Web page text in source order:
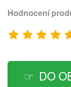
Hodnocení
DO